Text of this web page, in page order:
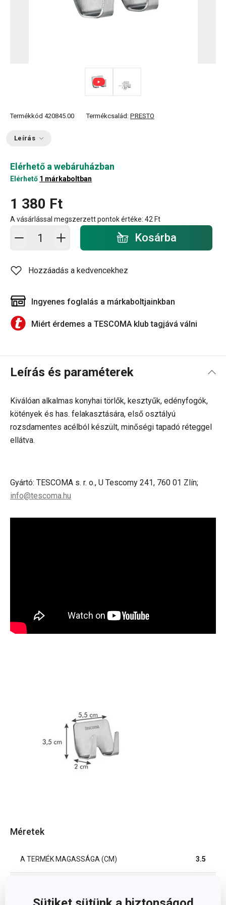
Termékkód 420845.00 Termékcsalád: PRESTO
Leírás
Elérhető a webáruházban
Elérhető 1 márkaboltban
1 380 Ft
A vásárlással megszerzett pontok értéke: 42 Ft
Kosárba - mennyiség Kosárba
Hozzáadás a kedvencekhez
Ingyenes foglalás a márkaboltjainkban
Miért érdemes a TESCOMA klub tagjává válni
Leírás és paraméterek
Kiválóan alkalmas konyhai törlők, kesztyűk, edényfogók,
kötények és has. felakasztására, első osztályú
rozsdamentes acélból készült, minőségi tapadó réteggel
ellátva.
Gyártó: TESCOMA s. r. o., U Tescomy 241, 760 01 Zlín;
info@tescoma.hu
Méretek
A TERMÉK MAGASSÁGA (CM) 3.5